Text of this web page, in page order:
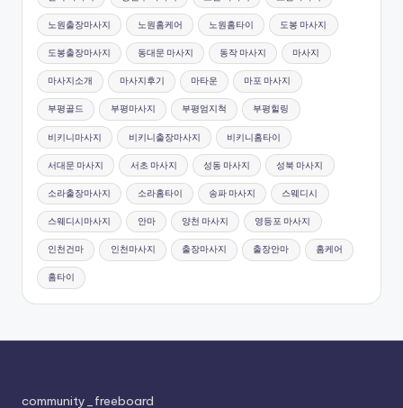
노원출장마사지 노원홈케어 노원홈타이 도봉 마사지
도봉출장마사지 동대문 마사지 동작 마사지 마사지
마사지소개 마사지후기 마타운 마포 마사지
부평골드 부평마사지 부평엄지척 부평힐링
비키니마사지 비키니출장마사지 비키니홈타이
서대문 마사지 서초 마사지 성동 마사지 성북 마사지
소라출장마사지 소라홈타이 송파 마사지 스웨디시
스웨디시마사지 안마 양천 마사지 영등포 마사지
인천건마 인천마사지 출장마사지 출장안마 홈케어
홈타이
community_freeboard